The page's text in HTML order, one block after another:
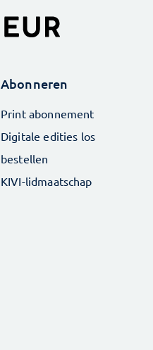
Abonneren
Print abonnement
Digitale edities los
bestellen
KIVI-lidmaatschap